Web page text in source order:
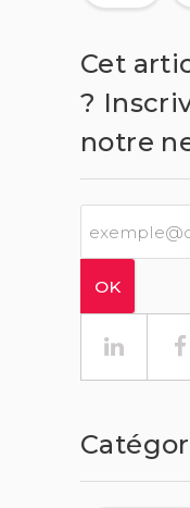
Cet
?
notre